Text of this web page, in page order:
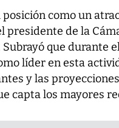
posición como un
presidente de la
Subrayó que durante
líder en esta
y las
capta los mayores